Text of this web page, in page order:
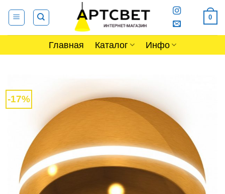
0
Главная Каталог Инфо
-17%